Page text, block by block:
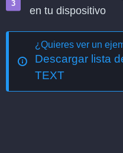
en tu dispositivo
¿Quieres ver un
Descargar lista
TEXT